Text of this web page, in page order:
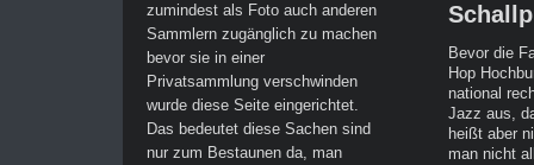
Bevor die
Hop
national
Jazz aus,
heißt aber
man nicht
zumindest als Foto auch anderen
Sammlern zugänglich zu machen
bevor sie in einer
Privatsammlung verschwinden
wurde diese Seite eingerichtet.
Das bedeutet diese Sachen sind
nur zum Bestaunen da, man